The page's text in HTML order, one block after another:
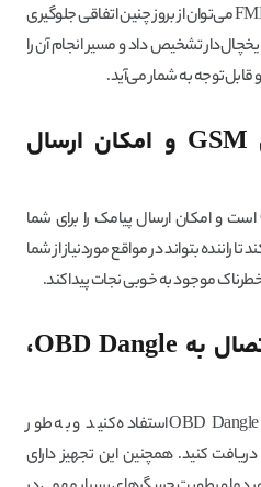
از ردیاب خودروهای یخچال‌دار FMB204 می‌توان از بروز چنین اتفاقی جلوگیری
تشخیص داد و مسیر انجام آن را
قابل‌توجه به شمار می‌آید.
GSM و امکان ارسال
این ردیاب، دارای آنتن داخلی GSM است و امکان ارسال پیامک را برای شما
بتواند در مواقع موردنیاز از شما
موجود به خوبی نجات پیدا کند.
به OBD Dangle،
برای اتصال این ردیاب می‌توانید از OBD Dangle استفاده کنید و به طور
مستقیم اطلاعات را از طریق ECU دریافت کنید. همچنین این تجهیز دارای